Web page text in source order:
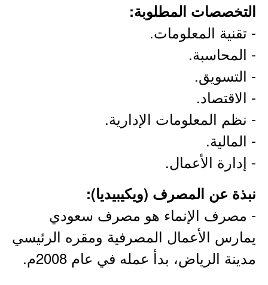
التخصصات المطلوبة:
- تقنية المعلومات.
- المحاسبة.
- التسويق.
- الاقتصاد.
- نظم المعلومات الإدارية.
- المالية.
- إدارة الأعمال.
نبذة عن المصرف (ويكيبيديا):
- مصرف الإنماء هو مصرف سعودي
يمارس الأعمال المصرفية ومقره الرئيسي
مدينة الرياض، بدأ عمله في عام 2008م.